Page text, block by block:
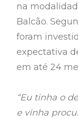
na
Balcão.
foram
expectativa
em até 24
“Eu tinha o
e vinha